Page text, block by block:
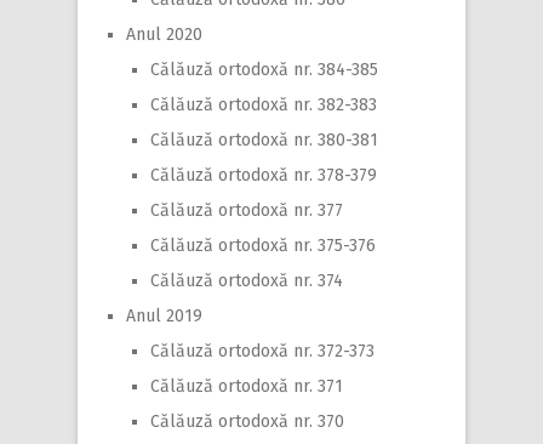
Anul 2020
Călăuză ortodoxă nr. 384-385
Călăuză ortodoxă nr. 382-383
Călăuză ortodoxă nr. 380-381
Călăuză ortodoxă nr. 378-379
Călăuză ortodoxă nr. 377
Călăuză ortodoxă nr. 375-376
Călăuză ortodoxă nr. 374
Anul 2019
Călăuză ortodoxă nr. 372-373
Călăuză ortodoxă nr. 371
Călăuză ortodoxă nr. 370